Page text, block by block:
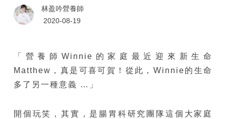
林盈吟營養師
2020-08-19
「營養師Winnie的家庭最近迎來新生命
Matthew，真是可喜可賀！從此，Winnie的生命
多了另一種意義 …」
開個玩笑，其實，是腸胃科研究團隊這個大家庭